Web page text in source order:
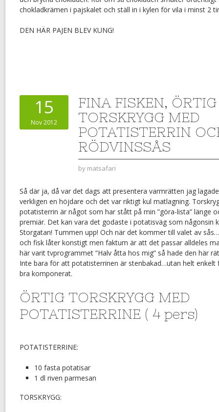
chokladkrämen i pajskalet och ställ in i kylen för vila i minst 2
DEN HÄR PAJEN BLEV KUNG!
15
Nov 2012
FINA FISKEN, ÖRTIG
TORSKRYGG MED
POTATISTERRIN
RÖDVINSSÅS
by matsafari
Så där ja, då var det dags att presentera varmrätten jag
verkligen en höjdare och det var riktigt kul matlagning.
potatisterrin är något som har stått på min ”göra-lista” länge
premiär. Det kan vara det godaste i potatisväg som någonsin
Storgatan! Tummen upp! Och när det kommer till valet av
och fisk låter konstigt men faktum är att det passar alldeles
här varit tvprogrammet ”Halv åtta hos mig” så hade den här
Inte bara för att potatisterrinen är stenbakad…utan helt
bra komponerat.
ÖRTIG TORSKRYGG MED
POTATISTERRINE ( 4 pers)
POTATISTERRINE:
10 fasta potatisar
1 dl riven parmesan
TORSKRYGG: